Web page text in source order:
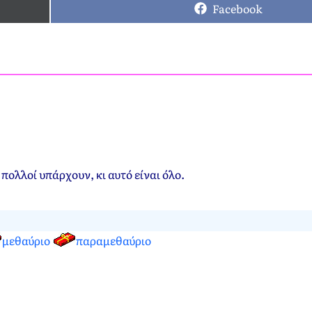
Facebook
υπάρχουν, κι αυτό είναι όλο.
μεθαύριο
παραμεθαύριο